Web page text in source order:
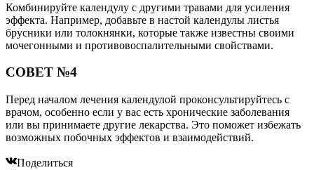
Комбинируйте календулу с другими травами для усиления
эффекта. Например, добавьте в настой календулы листья
брусники или толокнянки, которые также известны своими
мочегонными и противовоспалительными свойствами.
СОВЕТ №4
Перед началом лечения календулой проконсультируйтесь с
врачом, особенно если у вас есть хронические заболевания
или вы принимаете другие лекарства. Это поможет избежать
возможных побочных эффектов и взаимодействий.
Поделиться